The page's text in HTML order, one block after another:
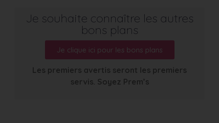
Je souhaite connaître les autres
bons plans
Je clique ici pour les bons plans
Les premiers avertis seront les premiers
servis. Soyez Prem’s